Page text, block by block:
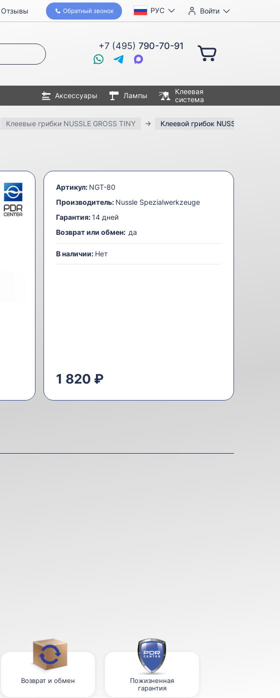
РУС Войти
Обратный звонок
+7 (495) 790-70-91
Отзывы
Аксессуары Лампы
Клеевая
система
Клеевые грибки NUSSLE GROSS TINY Клеевой грибок NUSSLE GROS
Артикул: NGT-80
Производитель: Nussle Spezialwerkzeuge
Гарантия: 14 дней
Возврат или обмен: да
В наличии: Нет
1 820 ₽
Возврат и обмен
Пожизненная
гарантия